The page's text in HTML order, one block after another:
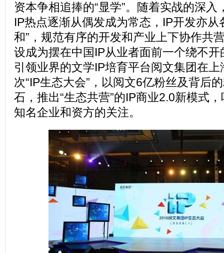
资本争相追捧的“显学”。随着实战的深入
IP热点逐渐从偶发成为常态，IP开发亦从
和”，规范有序的开发和产业上下协作共
设成为摆在中国IP从业者面前一个绕不
引领业界的文学IP培育平台阅文集团在
次“IP生态大会”，以阅文6亿粉丝及背后
石，推出“生态共营”的IP商业2.0新模式
知名企业和资方的关注。